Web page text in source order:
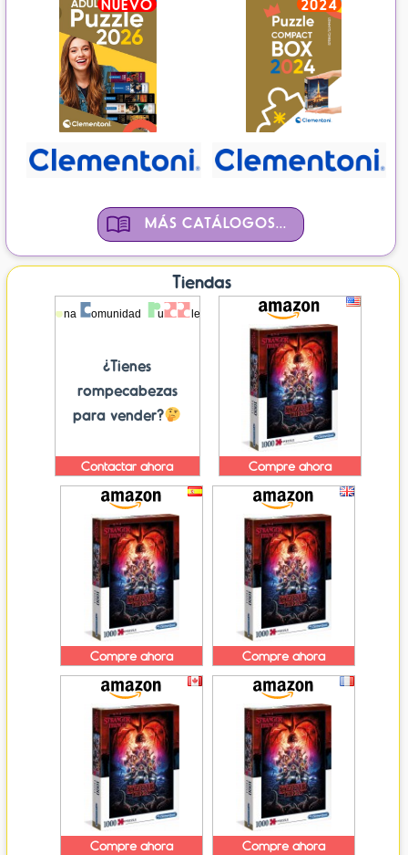
NUEVO 2024
MÁS CATÁLOGOS...
Tiendas
¿Tienes
rompecabezas
para vender?
Contactar ahora Compre ahora
Compre ahora Compre ahora
Compre ahora Compre ahora